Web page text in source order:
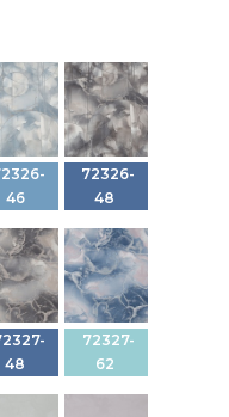
46
72326-
48
48
72327-
62